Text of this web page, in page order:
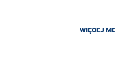
WIĘCEJ